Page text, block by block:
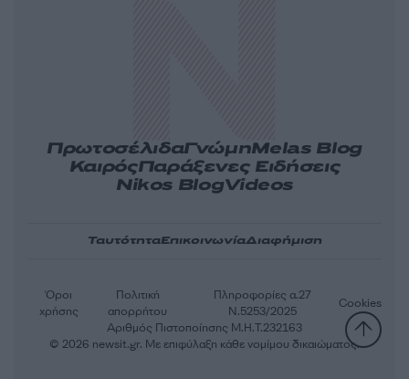
ΠρωτοσέλιδαΓνώμηMelas Blog
ΚαιρόςΠαράξενες Ειδήσεις
Nikos BlogVideos
ΤαυτότηταΕπικοινωνίαΔιαφήμιση
Αριθμός Πιστοποίησης Μ.Η.Τ.232163
Όροι
χρήσης
Πολιτική
απορρήτου
Πληροφορίες α.27
Ν.5253/2025
Cookies
© 2026 newsit.gr. Με επιφύλαξη κάθε νομίμου δικαιώματος.